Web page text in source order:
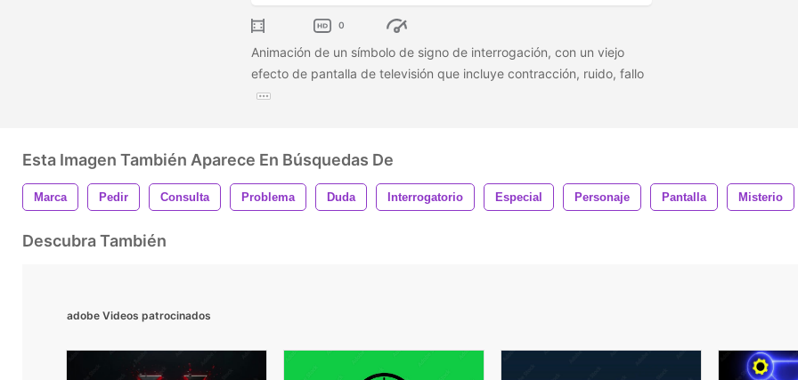
0
Animación de un símbolo de signo de interrogación, con un viejo
efecto de pantalla de televisión que incluye contracción, ruido, fallo
Esta Imagen También Aparece En Búsquedas De
Marca Pedir Consulta Problema Duda Interrogatorio Especial Personaje Pantalla Misterio
Descubra También
adobe Videos patrocinados